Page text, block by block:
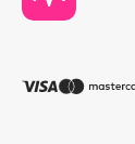
Dior
Dolce & Gabbana